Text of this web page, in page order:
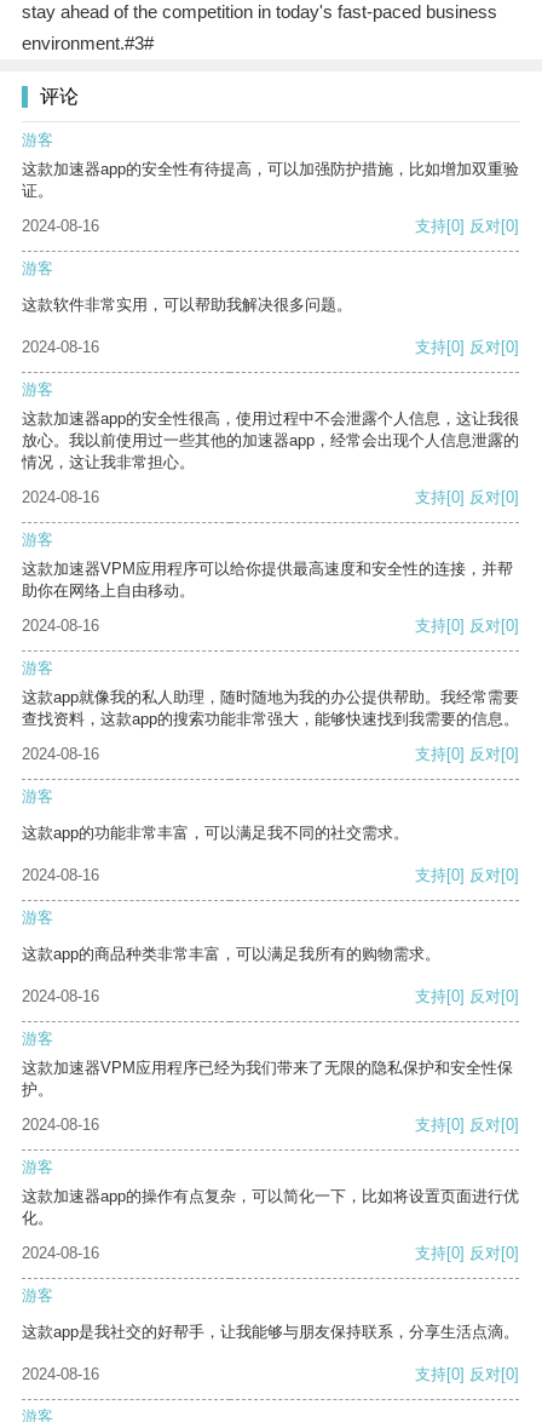
stay ahead of the competition in today's fast-paced business
environment.#3#
评论
游客
这款加速器app的安全性有待提高，可以加强防护措施，比如增加双重验
证。
2024-08-16
支持[0] 反对[0]
游客
这款软件非常实用，可以帮助我解决很多问题。
2024-08-16 支持[0] 反对[0]
游客
这款加速器app的安全性很高，使用过程中不会泄露个人信息，这让我很
放心。我以前使用过一些其他的加速器app，经常会出现个人信息泄露的
情况，这让我非常担心。
2024-08-16
支持[0] 反对[0]
游客
这款加速器VPM应用程序可以给你提供最高速度和安全性的连接，并帮
助你在网络上自由移动。
2024-08-16
支持[0] 反对[0]
游客
这款app就像我的私人助理，随时随地为我的办公提供帮助。我经常需要
查找资料，这款app的搜索功能非常强大，能够快速找到我需要的信息。
2024-08-16
支持[0] 反对[0]
游客
这款app的功能非常丰富，可以满足我不同的社交需求。
2024-08-16 支持[0] 反对[0]
游客
这款app的商品种类非常丰富，可以满足我所有的购物需求。
2024-08-16 支持[0] 反对[0]
游客
这款加速器VPM应用程序已经为我们带来了无限的隐私保护和安全性保
护。
2024-08-16
支持[0] 反对[0]
游客
这款加速器app的操作有点复杂，可以简化一下，比如将设置页面进行优
化。
2024-08-16
支持[0] 反对[0]
游客
这款app是我社交的好帮手，让我能够与朋友保持联系，分享生活点滴。
2024-08-16 支持[0] 反对[0]
游客